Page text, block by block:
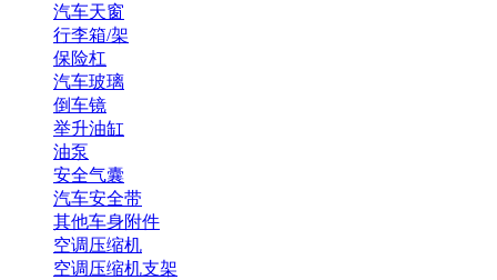
汽车天窗
行李箱/架
保险杠
汽车玻璃
倒车镜
举升油缸
油泵
安全气囊
汽车安全带
其他车身附件
空调压缩机
空调压缩机支架